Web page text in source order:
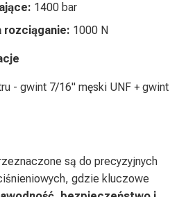
1400 bar
rozciąganie: 1000 N
- gwint 7/16" męski UNF + gwint
są do precyzyjnych
gdzie kluczowe